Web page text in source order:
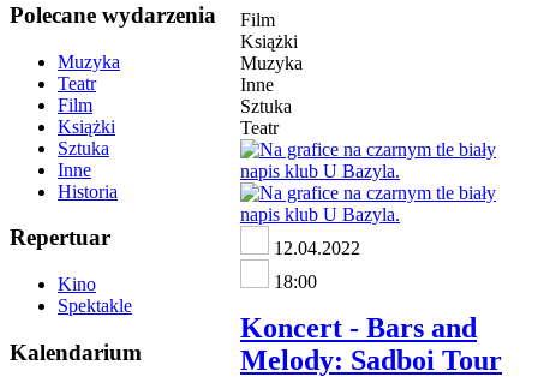
Polecane wydarzenia
Muzyka
Teatr
Film
Książki
Sztuka
Inne
Historia
Repertuar
Kino
Spektakle
Kalendarium
Film
Książki
Muzyka
Inne
Sztuka
Teatr
12.04.2022
18:00
Koncert - Bars and
Melody: Sadboi Tour